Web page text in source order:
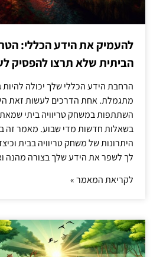
להעמיק את הידע הכללי:
הביתית שלא תרצו להפסיק
הרחבת הידע הכללי שלך יכולה להיות
מתגמלת. אחת הדרכים לעשות זאת
השתתפות במשחק טריוויה ביתי
בשאלות חדשות מדי שבוע. מאמר זה
היתרונות של משחק טריוויה בבית
לך לשפר את הידע שלך בצורה מהנה
לקריאת המאמר »